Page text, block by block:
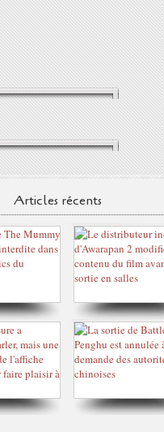
Articles récents